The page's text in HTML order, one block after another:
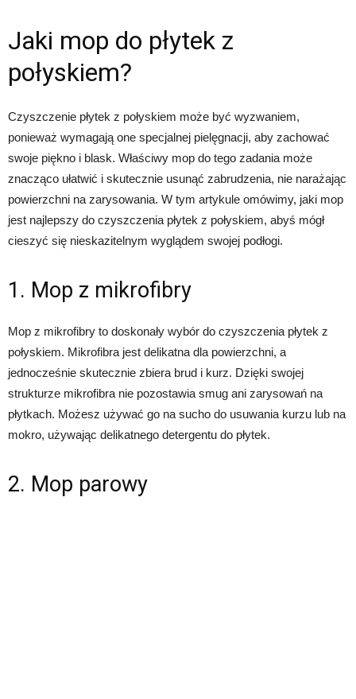
Jaki mop do płytek z
połyskiem?
Czyszczenie płytek z połyskiem może być wyzwaniem,
ponieważ wymagają one specjalnej pielęgnacji, aby zachować
swoje piękno i blask. Właściwy mop do tego zadania może
znacząco ułatwić i skutecznie usunąć zabrudzenia, nie narażając
powierzchni na zarysowania. W tym artykule omówimy, jaki mop
jest najlepszy do czyszczenia płytek z połyskiem, abyś mógł
cieszyć się nieskazitelnym wyglądem swojej podłogi.
1. Mop z mikrofibry
Mop z mikrofibry to doskonały wybór do czyszczenia płytek z
połyskiem. Mikrofibra jest delikatna dla powierzchni, a
jednocześnie skutecznie zbiera brud i kurz. Dzięki swojej
strukturze mikrofibra nie pozostawia smug ani zarysowań na
płytkach. Możesz używać go na sucho do usuwania kurzu lub na
mokro, używając delikatnego detergentu do płytek.
2. Mop parowy